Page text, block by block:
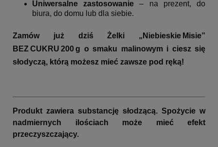
Uniwersalne zastosowanie – na prezent, do
biura, do domu lub dla siebie.
Zamów już dziś Żelki „Niebieskie Misie”
BEZ CUKRU 200 g o smaku malinowym i ciesz się
słodyczą, którą możesz mieć zawsze pod ręką!
Produkt zawiera substancję słodzącą. Spożycie w
nadmiernych ilościach może mieć efekt
przeczyszczający.